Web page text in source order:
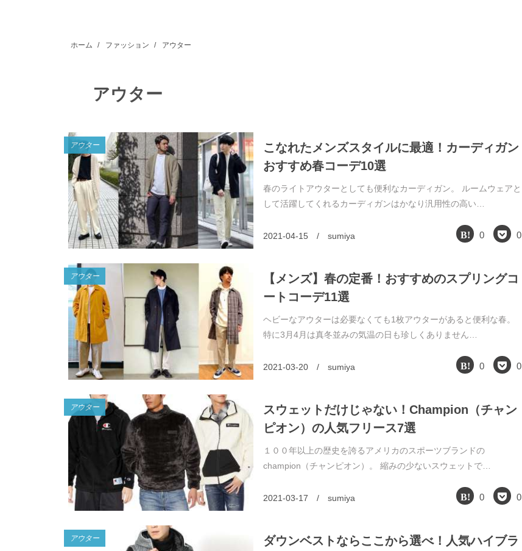
ホーム / ファッション / アウター
アウター
アウター
こなれたメンズスタイルに最適！カーディガン
おすすめ春コーデ10選
春のライトアウターとしても便利なカーディガン。 ルームウェアと
して活躍してくれるカーディガンはかなり汎用性の高い…
2021-04-15 / sumiya 0 0
アウター
【メンズ】春の定番！おすすめのスプリングコ
ートコーデ11選
ヘビーなアウターは必要なくても1枚アウターがあると便利な春。
特に3月4月は真冬並みの気温の日も珍しくありません…
2021-03-20 / sumiya 0 0
アウター
スウェットだけじゃない！Champion（チャン
ピオン）の人気フリース7選
１００年以上の歴史を誇るアメリカのスポーツブランドの
champion（チャンピオン）。 縮みの少ないスウェットで…
2021-03-17 / sumiya 0 0
アウター
ダウンベストならここから選べ！人気ハイブラ